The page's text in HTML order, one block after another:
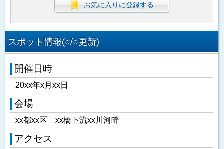
お気に入りに登録する
スポット情報(○/○更新)
開催日時
20xx年x月xx日
会場
xx都xx区 xx橋下流xx川河畔
アクセス